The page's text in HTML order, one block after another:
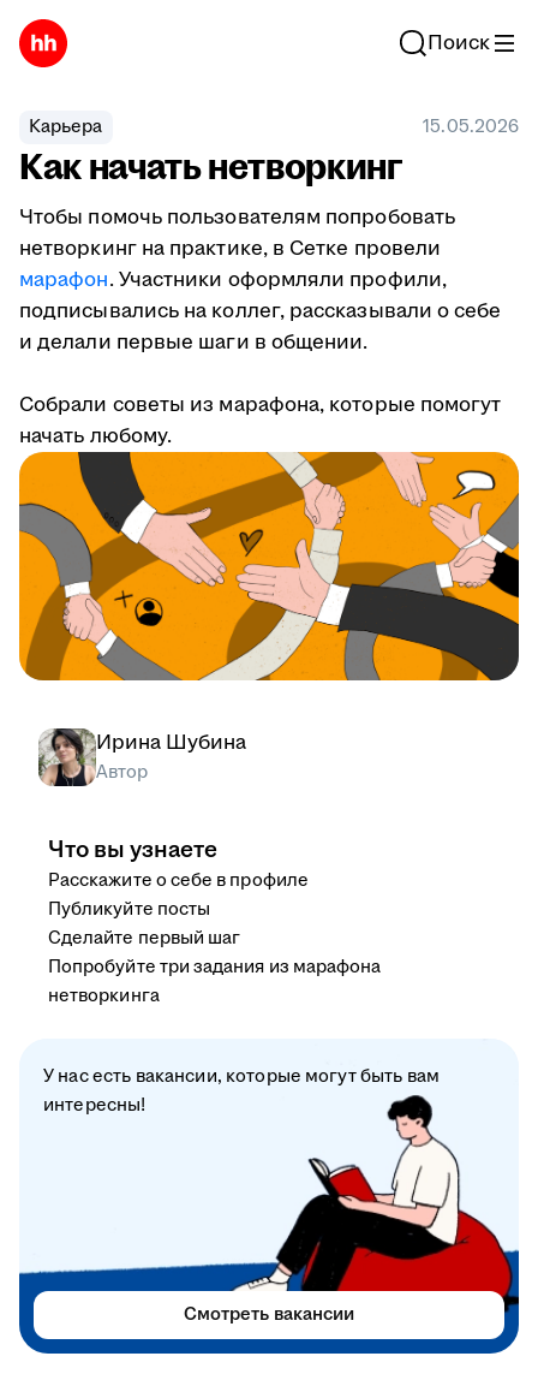
Поиск
Карьера 15.05.2026
Как начать нетворкинг
Чтобы помочь пользователям попробовать
нетворкинг на практике, в Сетке провели
марафон. Участники оформляли профили,
подписывались на коллег, рассказывали о себе
и делали первые шаги в общении.
Собрали советы из марафона, которые помогут
начать любому.
Ирина Шубина
Автор
Что вы узнаете
Расскажите о себе в профиле
Публикуйте посты
Сделайте первый шаг
Попробуйте три задания из марафона
нетворкинга
У нас есть вакансии, которые могут быть вам
интересны!
Смотреть вакансии